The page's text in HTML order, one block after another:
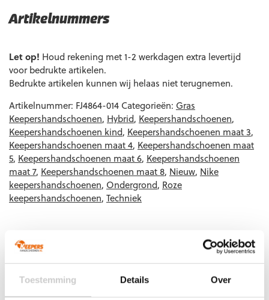
Toestemming Details Over
Artikelnummers
Let op! Houd rekening met 1-2 werkdagen extra levertijd
voor bedrukte artikelen.
Bedrukte artikelen kunnen wij helaas niet terugnemen.
Artikelnummer: FJ4864-014 Categorieën: Gras
Keepershandschoenen, Hybrid, Keepershandschoenen,
Keepershandschoenen kind, Keepershandschoenen maat 3,
Keepershandschoenen maat 4, Keepershandschoenen maat
5, Keepershandschoenen maat 6, Keepershandschoenen
maat 7, Keepershandschoenen maat 8, Nieuw, Nike
keepershandschoenen, Ondergrond, Roze
keepershandschoenen, Techniek
Gerelateerde producten